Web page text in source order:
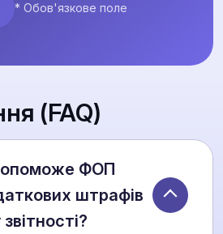
* Обов'язкове поле
(FAQ)
ФОП
штрафів